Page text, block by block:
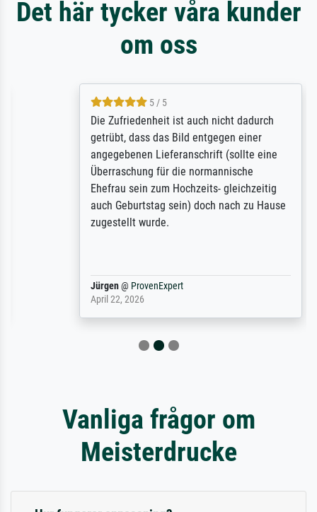
Det här tycker våra kunder
om oss
5 / 5
Die Zufriedenheit ist auch nicht dadurch
getrübt, dass das Bild entgegen einer
angegebenen Lieferanschrift (sollte eine
Überraschung für die normannische
Ehefrau sein zum Hochzeits- gleichzeitig
auch Geburtstag sein) doch nach zu Hause
zugestellt wurde.
@ProvenExpert
April 22, 2026
Vanliga frågor om
Meisterdrucke